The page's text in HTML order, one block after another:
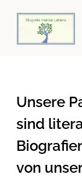
Unsere
sind
von